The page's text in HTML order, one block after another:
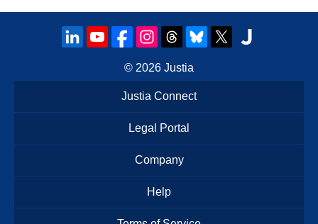
© 2026 Justia
Justia Connect
Legal Portal
Company
Help